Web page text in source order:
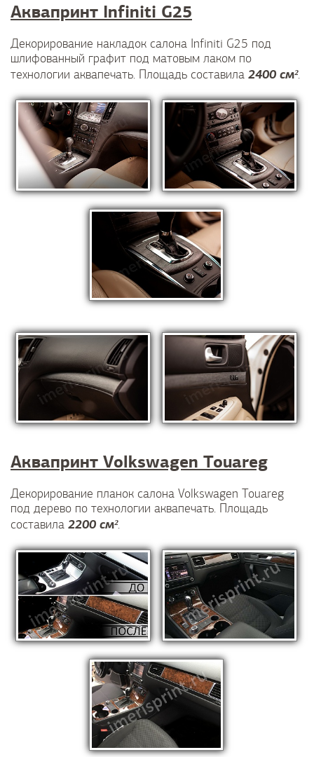
Аквапринт Infiniti G25
Декорирование накладок салона Infiniti G25 под
шлифованный графит под матовым лаком по
технологии аквапечать. Площадь составила 2400 см².
Аквапринт Volkswagen Touareg
Декорирование планок салона Volkswagen Touareg
под дерево по технологии аквапечать. Площадь
составила 2200 см².